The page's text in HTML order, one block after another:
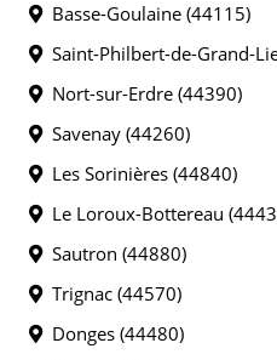
Basse-Goulaine (44115)
Saint-Philbert-de-Grand-
Nort-sur-Erdre (44390)
Savenay (44260)
Les Sorinières (44840)
Le Loroux-Bottereau
Sautron (44880)
Trignac (44570)
Donges (44480)